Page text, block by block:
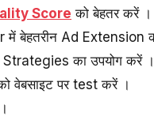
Score को बेहतर करें ।
बेहतरीन Ad Extension
Strategies का उपयोग करें ।
वेबसाइट पर test करें ।